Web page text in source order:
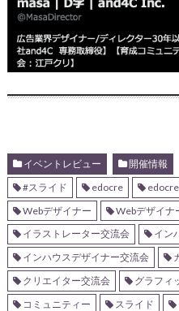
イベントレビュー
開催情報
#スライド
edocre
Webデザイナー
Webデザイナ
イラストレーター交流会
イン
インハウスデザイナー交流会
クリエイター交流会
グラフィ
コミュニティー
スライド